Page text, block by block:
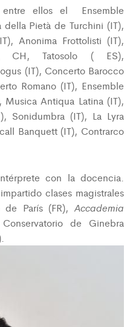
entre ellos el Ensemble
Pietà de Turchini (IT),
Anonima Frottolisti (IT),
CH, Tatosolo ( ES),
(IT), Concerto Barocco
Romano (IT), Ensemble
Antiqua Latina (IT),
Sonidumbra (IT), La Lyra
Banquett (IT), Contrarco
con la docencia.
clases magistrales
de París (FR),Accademia
de Ginebra